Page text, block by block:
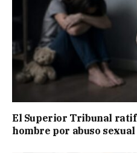
El Superior Tribunal
hombre por abuso sexual